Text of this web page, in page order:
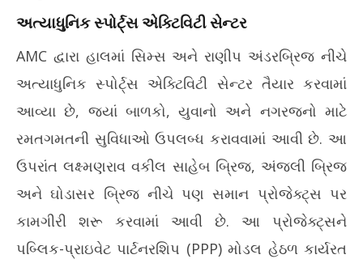
અત્યાધુનિક સ્પોર્ટ્સ એક્ટિવિટી સેન્ટર
AMC દ્વારા હાલમાં સિમ્સ અને રાણીપ અંડરબ્રિજ નીચે
અત્યાધુનિક સ્પોર્ટ્સ એક્ટિવિટી સેન્ટર તૈયાર કરવામાં
આવ્યા છે, જ્યાં બાળકો, યુવાનો અને નગરજનો માટે
રમતગમતની સુવિધાઓ ઉપલબ્ધ કરાવવામાં આવી છે. આ
ઉપરાંત લક્ષ્મણરાવ વકીલ સાહેબ બ્રિજ, અંજલી બ્રિજ
અને ઘોડાસર બ્રિજ નીચે પણ સમાન પ્રોજેક્ટ્સ પર
કામગીરી શરૂ કરવામાં આવી છે. આ પ્રોજેક્ટ્સને
પબ્લિક-પ્રાઇવેટ પાર્ટનરશિપ (PPP) મોડલ હેઠળ કાર્યરત